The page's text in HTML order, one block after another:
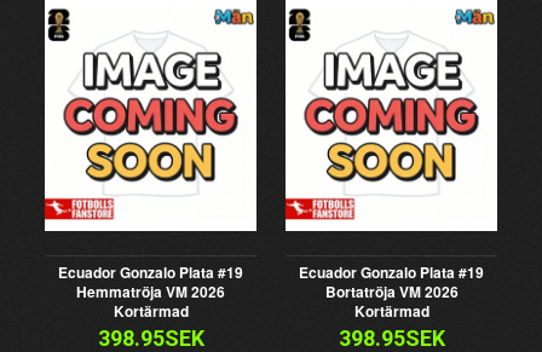
Ecuador Gonzalo Plata #19
Hemmatröja VM 2026
Kortärmad
398.95SEK
Ecuador Gonzalo Plata #19
Bortatröja VM 2026
Kortärmad
398.95SEK